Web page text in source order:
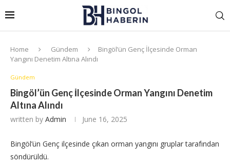
Home Gündem
Bingöl’ün Genç İlçesinde Orman
Yangını Denetim Altına Alındı
Gündem
Bingöl’ün Genç İlçesinde Orman Yangını Denetim
Altına Alındı
written by Admin June 16, 2025
Bingöl’ün Genç ilçesinde çıkan orman yangını gruplar tarafından
söndürüldü.